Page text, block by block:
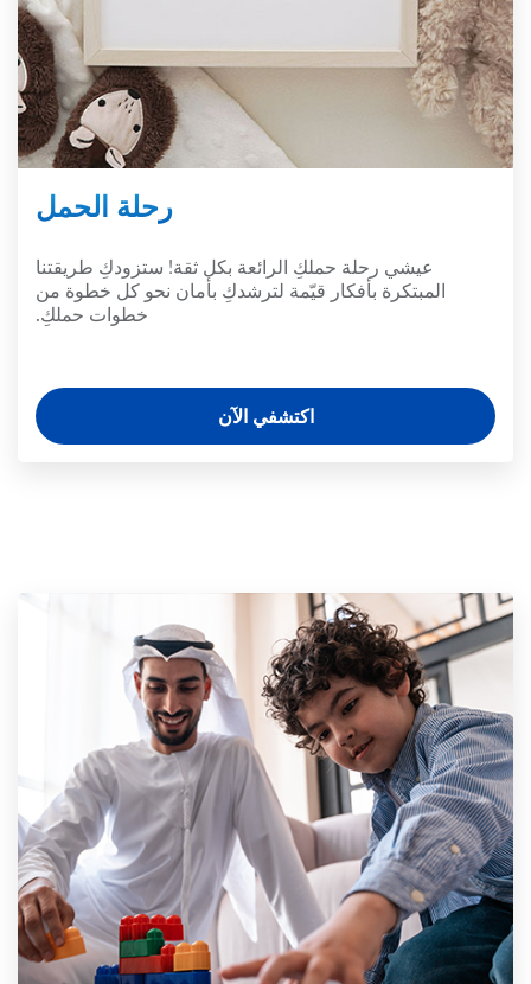
رحلة الحمل
عيشي رحلة حملكِ الرائعة بكل ثقة! ستزودكِ طريقتنا
المبتكرة بأفكار قيّمة لترشدكِ بأمان نحو كل خطوة من
خطوات حملكِ.
اكتشفي الآن